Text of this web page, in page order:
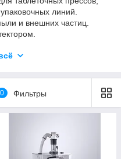
линий.
и внешних частиц.
«DT»,
0 Фильтры